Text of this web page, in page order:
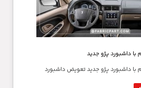
داشبورد پژو جدید
داشبورد پژو جدید تعویض داشبورد